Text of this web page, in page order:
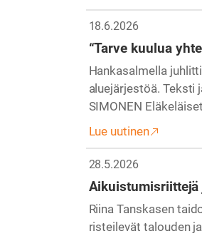
18.6.2026
“Tarve kuulua
Hankasalmella
aluejärjestöä. Teksti
SIMONEN
Lue uutinen
28.5.2026
Riina Tanskasen
risteilevät talouden